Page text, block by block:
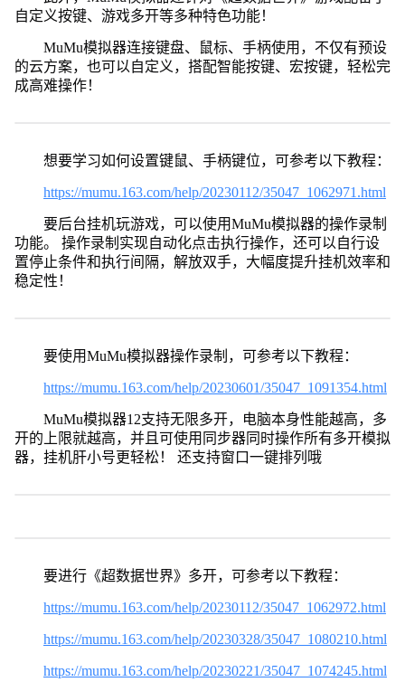
自定义按键、游戏多开等多种特色功能！
MuMu模拟器连接键盘、鼠标、手柄使用，不仅有预设
的云方案，也可以自定义，搭配智能按键、宏按键，轻松完
成高难操作！
想要学习如何设置键鼠、手柄键位，可参考以下教程：
https://mumu.163.com/help/20230112/35047_1062971.html
要后台挂机玩游戏，可以使用MuMu模拟器的操作录制
功能。 操作录制实现自动化点击执行操作，还可以自行设
置停止条件和执行间隔，解放双手，大幅度提升挂机效率和
稳定性！
要使用MuMu模拟器操作录制，可参考以下教程：
https://mumu.163.com/help/20230601/35047_1091354.html
MuMu模拟器12支持无限多开，电脑本身性能越高，多
开的上限就越高，并且可使用同步器同时操作所有多开模拟
器，挂机肝小号更轻松！ 还支持窗口一键排列哦
要进行《超数据世界》多开，可参考以下教程：
https://mumu.163.com/help/20230112/35047_1062972.html
https://mumu.163.com/help/20230328/35047_1080210.html
https://mumu.163.com/help/20230221/35047_1074245.html